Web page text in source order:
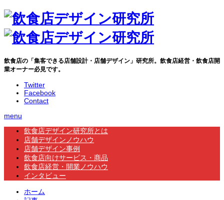
飲食店の「集客できる店舗設計・店舗デザイン」研究所。飲食店経営・飲食店開
業オーナー必見です。
Twitter
Facebook
Contact
menu
飲食店デザイン研究所とは
店舗デザインノウハウ
店舗デザイン事例
飲食店向けサービス・商品
飲食店経営・開業ノウハウ
インタビュー
ホーム